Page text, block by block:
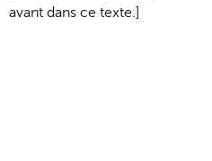
avant dans ce texte.]